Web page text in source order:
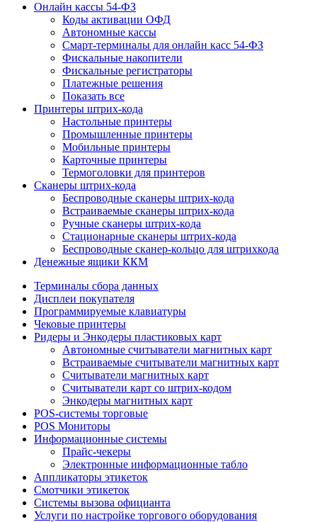
Онлайн кассы 54-ФЗ
Коды активации ОФД
Автономные кассы
Смарт-терминалы для онлайн касс 54-ФЗ
Фискальные накопители
Фискальные регистраторы
Платежные решения
Показать все
Принтеры штрих-кода
Настольные принтеры
Промышленные принтеры
Мобильные принтеры
Карточные принтеры
Термоголовки для принтеров
Сканеры штрих-кода
Беспроводные сканеры штрих-кода
Встраиваемые сканеры штрих-кода
Ручные сканеры штрих-кода
Стационарные сканеры штрих-кода
Беспроводные сканер-кольцо для штрихкода
Денежные ящики ККМ
Терминалы сбора данных
Дисплеи покупателя
Программируемые клавиатуры
Чековые принтеры
Ридеры и Энкодеры пластиковых карт
Автономные считыватели магнитных карт
Встраиваемые считыватели магнитных карт
Считыватели магнитных карт
Считыватели карт со штрих-кодом
Энкодеры магнитных карт
POS-системы торговые
POS Мониторы
Информационные системы
Прайс-чекеры
Электронные информационные табло
Аппликаторы этикеток
Смотчики этикеток
Системы вызова официанта
Услуги по настройке торгового оборудования